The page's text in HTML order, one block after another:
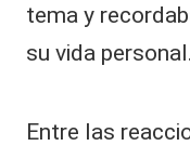
tema y
su vida personal.
Entre las